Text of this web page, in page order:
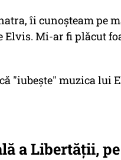
îi cunoşteam pe
Mi-ar fi plăcut
"iubeşte" muzica lui
a Libertăţii,